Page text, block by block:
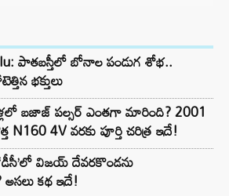
పాతబస్తీలో బోనాల పండుగ శోభ..
భక్తులు
బజాజ్ పల్సర్ ఎంతగా మారింది? 2001
4V వరకు పూర్తి చరిత్ర ఇదే!
విజయ్ దేవరకొండను
కథ ఇదే!